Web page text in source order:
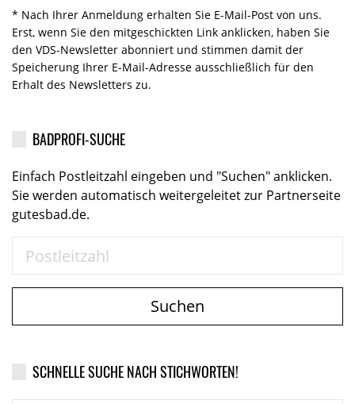
* Nach Ihrer Anmeldung erhalten Sie E-Mail-Post von uns.
Erst, wenn Sie den mitgeschickten Link anklicken, haben Sie
den VDS-Newsletter abonniert und stimmen damit der
Speicherung Ihrer E-Mail-Adresse ausschließlich für den
Erhalt des Newsletters zu.
BADPROFI-SUCHE
Einfach Postleitzahl eingeben und "Suchen" anklicken.
Sie werden automatisch weitergeleitet zur Partnerseite
gutesbad.de.
Suchen
SCHNELLE SUCHE NACH STICHWORTEN!